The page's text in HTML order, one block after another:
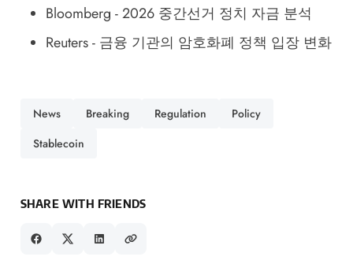
Bloomberg - 2026 중간선거 정치 자금 분석
Reuters - 금융 기관의 암호화폐 정책 입장 변화
News Breaking Regulation
Policy
Stablecoin
SHARE WITH FRIENDS